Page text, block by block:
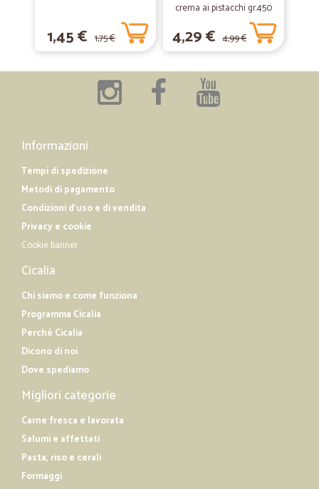
1,45 € 1,75 €
crema ai pistacchi gr.450
4,29 € 4,99 €
Informazioni
Tempi di spedizione
Metodi di pagamento
Condizioni d'uso e di vendita
Privacy e cookie
Cookie banner
Cicalia
Chi siamo e come funziona
Programma Cicalia
Perché Cicalia
Dicono di noi
Dove spediamo
Migliori categorie
Carne fresca e lavorata
Salumi e affettati
Pasta, riso e cerali
Formaggi